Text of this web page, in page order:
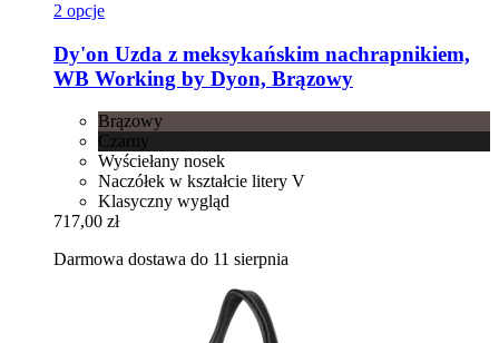
2 opcje
Dy'on Uzda z meksykańskim nachrapnikiem,
WB Working by Dyon, Brązowy
Brązowy
Czarny
Wyściełany nosek
Naczółek w kształcie litery V
Klasyczny wygląd
717,00 zł
Darmowa dostawa do 11 sierpnia